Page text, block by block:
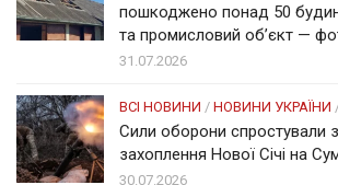
пошкоджено понад 50
та промисловий об’єкт —
31.07.2026
ВСІ НОВИНИ / НОВИНИ УКРАЇНИ
Сили оборони спростували
захоплення Нової Січі на
30.07.2026